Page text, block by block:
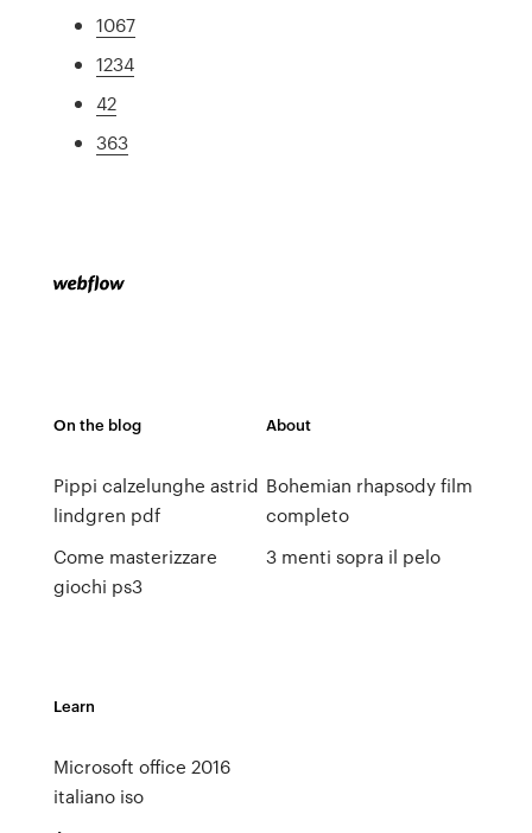
1067
1234
42
363
On the blog
Pippi calzelunghe astrid
lindgren pdf
Come masterizzare
giochi ps3
About
Bohemian rhapsody film
completo
3 menti sopra il pelo
Learn
Microsoft office 2016
italiano iso